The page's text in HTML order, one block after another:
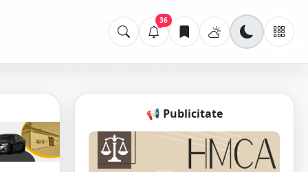
36
📢 Publicitate